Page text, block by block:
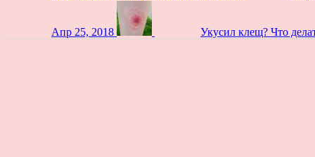
Апр 25, 2018 Укусил клещ? Что